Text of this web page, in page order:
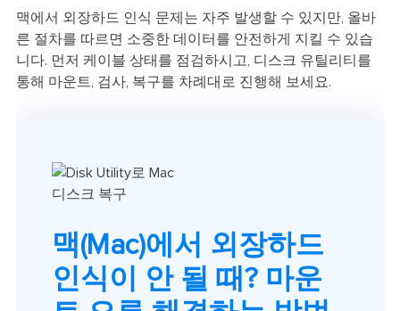
맥에서 외장하드 인식 문제는 자주 발생할 수 있지만, 올바
른 절차를 따르면 소중한 데이터를 안전하게 지킬 수 있습
니다. 먼저 케이블 상태를 점검하시고, 디스크 유틸리티를
통해 마운트, 검사, 복구를 차례대로 진행해 보세요.
맥(Mac)에서 외장하드
인식이 안 될 때? 마운